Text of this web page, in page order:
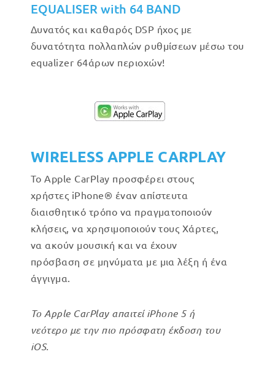
EQUALISER with 64 BAND
Δυνατός και καθαρός DSP ήχος με
δυνατότητα πολλαπλών ρυθμίσεων μέσω του
equalizer 64άρων περιοχών!
WIRELESS APPLE CARPLAY
Το Apple CarPlay προσφέρει στους
χρήστες iPhone® έναν απίστευτα
διαισθητικό τρόπο να πραγματοποιούν
κλήσεις, να χρησιμοποιούν τους Χάρτες,
να ακούν μουσική και να έχουν
πρόσβαση σε μηνύματα με μια λέξη ή ένα
άγγιγμα.
Το Apple CarPlay απαιτεί iPhone 5 ή
νεότερο με την πιο πρόσφατη έκδοση του
iOS.